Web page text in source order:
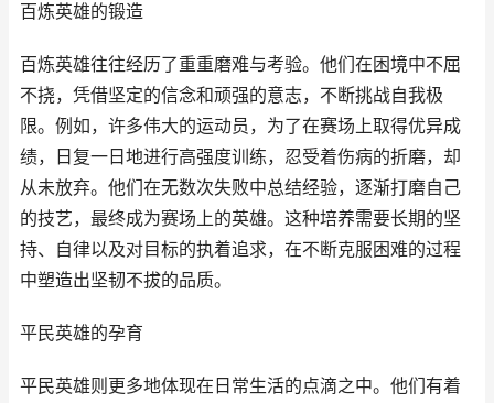
百炼英雄的锻造
百炼英雄往往经历了重重磨难与考验。他们在困境中不屈
不挠，凭借坚定的信念和顽强的意志，不断挑战自我极
限。例如，许多伟大的运动员，为了在赛场上取得优异成
绩，日复一日地进行高强度训练，忍受着伤病的折磨，却
从未放弃。他们在无数次失败中总结经验，逐渐打磨自己
的技艺，最终成为赛场上的英雄。这种培养需要长期的坚
持、自律以及对目标的执着追求，在不断克服困难的过程
中塑造出坚韧不拔的品质。
平民英雄的孕育
平民英雄则更多地体现在日常生活的点滴之中。他们有着